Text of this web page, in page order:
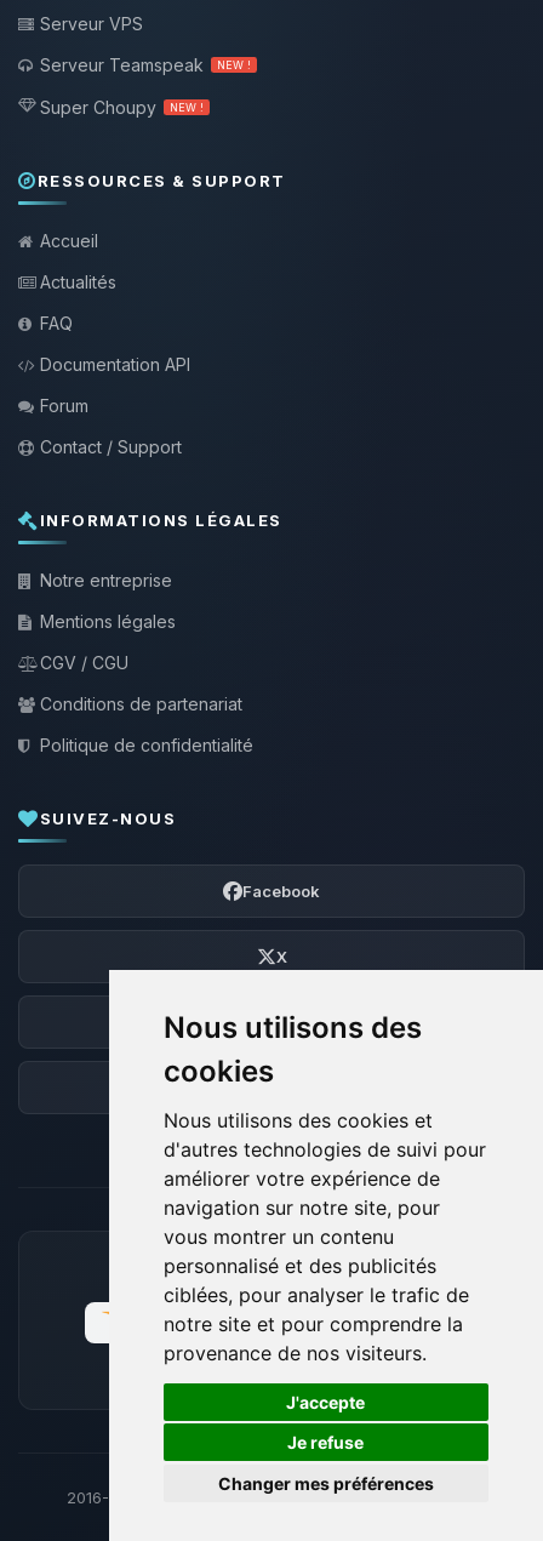
Nous utilisons des
cookies
Nous utilisons des cookies et
d'autres technologies de suivi pour
améliorer votre expérience de
navigation sur notre site, pour
vous montrer un contenu
personnalisé et des publicités
ciblées, pour analyser le trafic de
notre site et pour comprendre la
provenance de nos visiteurs.
J'accepte
Je refuse
Changer mes préférences
Serveur VPS
Serveur Teamspeak
NEW !
Super Choupy NEW !
RESSOURCES & SUPPORT
Accueil
Actualités
FAQ
Documentation API
Forum
Contact / Support
INFORMATIONS LÉGALES
Notre entreprise
Mentions légales
CGV / CGU
Conditions de partenariat
Politique de confidentialité
SUIVEZ-NOUS
Facebook
X
Discord
Forum
MOYENS DE PAIEMENT ACCEPTÉS
2016-26 © BoxToPlay - ByteLogic tous droits réservés
🍪